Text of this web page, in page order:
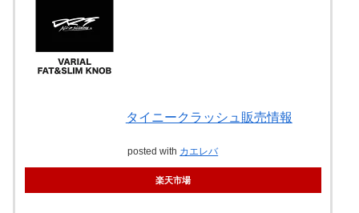
タイニークラッシュ販売情報
posted with カエレバ
楽天市場